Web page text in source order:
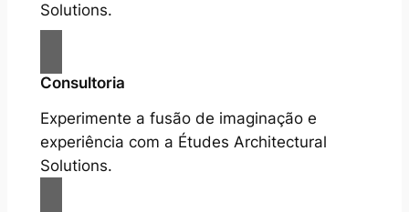
Solutions.
Consultoria
Experimente a fusão de imaginação e
experiência com a Études Architectural
Solutions.